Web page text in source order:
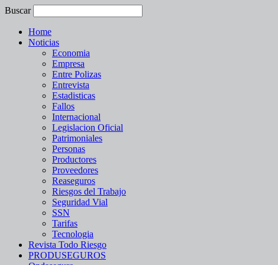
Buscar
Home
Noticias
Economia
Empresa
Entre Polizas
Entrevista
Estadisticas
Fallos
Internacional
Legislacion Oficial
Patrimoniales
Personas
Productores
Proveedores
Reaseguros
Riesgos del Trabajo
Seguridad Vial
SSN
Tarifas
Tecnologia
Revista Todo Riesgo
PRODUSEGUROS